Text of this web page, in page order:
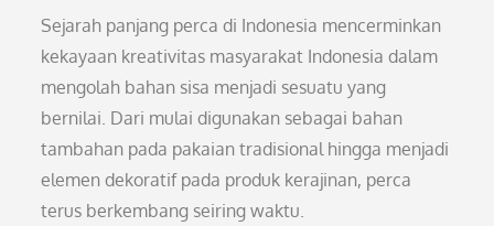
Sejarah panjang perca di Indonesia mencerminkan
kekayaan kreativitas masyarakat Indonesia dalam
mengolah bahan sisa menjadi sesuatu yang
bernilai. Dari mulai digunakan sebagai bahan
tambahan pada pakaian tradisional hingga menjadi
elemen dekoratif pada produk kerajinan, perca
terus berkembang seiring waktu.